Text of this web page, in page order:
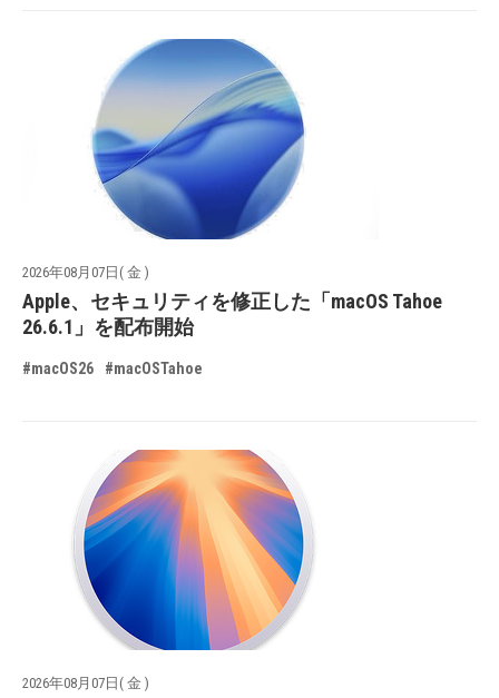
2026年08月07日( 金 )
Apple、セキュリティを修正した「macOS Tahoe
26.6.1」を配布開始
#macOS26 #macOSTahoe
2026年08月07日( 金 )